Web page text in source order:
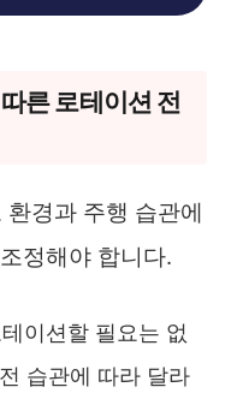
른 로테이션 전
경과 주행 습관에
정해야 합니다.
이션할 필요는 없
습관에 따라 달라